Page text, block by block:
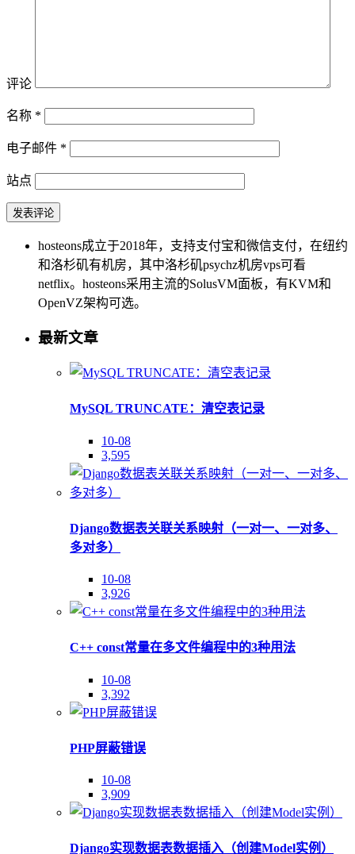
评论
名称 *
电子邮件 *
站点
hosteons成立于2018年，支持支付宝和微信支付，在纽约
和洛杉矶有机房，其中洛杉矶psychz机房vps可看
netflix。hosteons采用主流的SolusVM面板，有KVM和
OpenVZ架构可选。
最新文章
MySQL TRUNCATE：清空表记录
10-08
3,595
Django数据表关联关系映射（一对一、一对多、
多对多）
10-08
3,926
C++ const常量在多文件编程中的3种用法
10-08
3,392
PHP屏蔽错误
10-08
3,909
Django实现数据表数据插入（创建Model实例）